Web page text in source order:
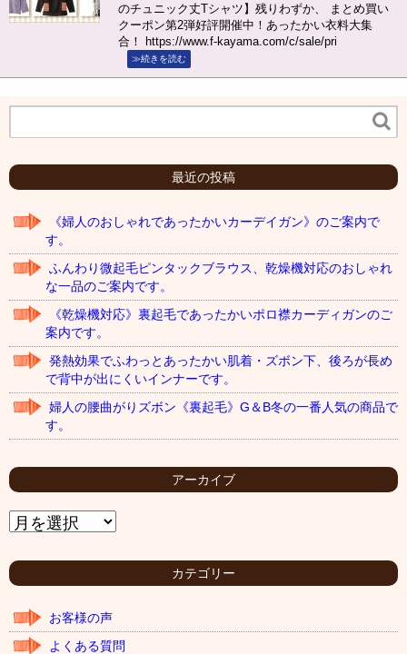
のチュニック丈Tシャツ】残りわずか、 まとめ買い
クーポン第2弾好評開催中！あったかい衣料大集
合！ https://www.f-kayama.com/c/sale/pri
≫続きを読む
最近の投稿
《婦人のおしゃれであったかいカーデイガン》のご案内で
す。
ふんわり微起毛ピンタックブラウス、乾燥機対応のおしゃれ
な一品のご案内です。
《乾燥機対応》裏起毛であったかいポロ襟カーディガンのご
案内です。
発熱効果でふわっとあったかい肌着・ズボン下、後ろが長め
で背中が出にくいインナーです。
婦人の腰曲がりズボン《裏起毛》G＆B冬の一番人気の商品で
す。
アーカイブ
ア
ー
イ
カテゴリー
お客様の声
よくある質問